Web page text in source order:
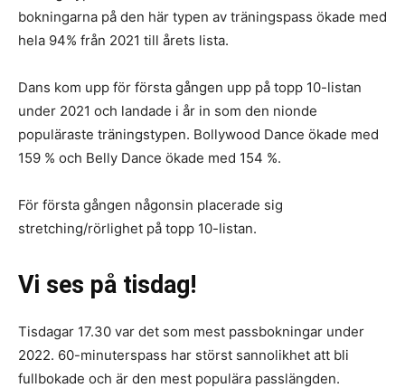
bokningarna på den här typen av träningspass ökade med
hela 94% från 2021 till årets lista.
Dans kom upp för första gången upp på topp 10-listan
under 2021 och landade i år in som den nionde
populäraste träningstypen. Bollywood Dance ökade med
159 % och Belly Dance ökade med 154 %.
För första gången någonsin placerade sig
stretching/rörlighet på topp 10-listan.
Vi ses på tisdag!
Tisdagar 17.30 var det som mest passbokningar under
2022. 60-minuterspass har störst sannolikhet att bli
fullbokade och är den mest populära passlängden.